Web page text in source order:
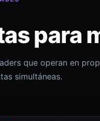
para
que operan en prop
simultáneas.